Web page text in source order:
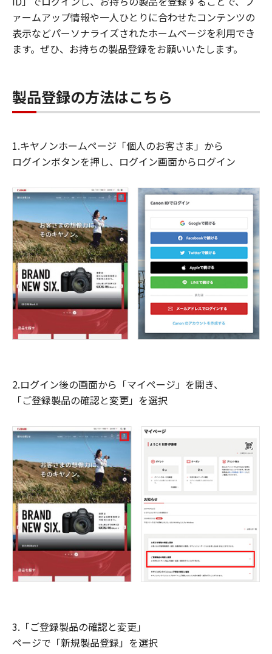
ァームアップ情報や一人ひとりに合わせたコンテンツの
表示などパーソナライズされたホームページを利用でき
ます。ぜひ、お持ちの製品登録をお願いいたします。
製品登録の方法はこちら
1.キヤノンホームページ「個人のお客さま」から
ログインボタンを押し、ログイン画面からログイン
2.ログイン後の画面から「マイページ」を開き、
「ご登録製品の確認と変更」を選択
3.「ご登録製品の確認と変更」
ページで「新規製品登録」を選択